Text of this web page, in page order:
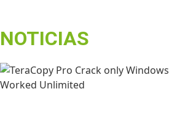
NOTICIAS